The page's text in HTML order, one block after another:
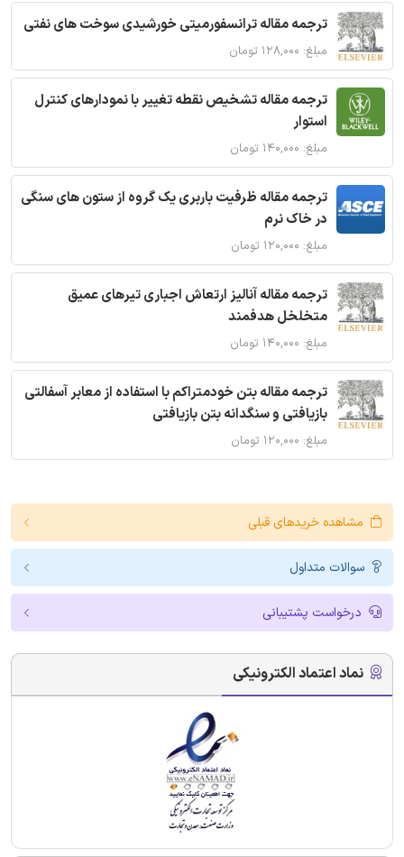
ترجمه مقاله ترانسفورمیتی خورشیدی سوخت های نفتی
مبلغ: ۱۲۸,۰۰۰ تومان
ترجمه مقاله تشخیص نقطه تغییر با نمودارهای کنترل
استوار
مبلغ: ۱۴۰,۰۰۰ تومان
ترجمه مقاله ظرفیت باربری یک گروه از ستون های سنگی
در خاک نرم
مبلغ: ۱۲۰,۰۰۰ تومان
ترجمه مقاله آنالیز ارتعاش اجباری تیرهای عمیق
متخلخل هدفمند
مبلغ: ۱۴۰,۰۰۰ تومان
ترجمه مقاله بتن خودمتراکم با استفاده از معابر آسفالتی
بازیافتی و سنگدانه بتن بازیافتی
مبلغ: ۱۲۰,۰۰۰ تومان
مشاهده خریدهای قبلی
سوالات متداول
درخواست پشتیبانی
نماد اعتماد الکترونیکی